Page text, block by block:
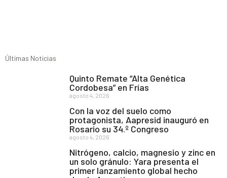
Últimas Noticias
Quinto Remate “Alta Genética
Cordobesa” en Frías
agosto 4, 2026
Con la voz del suelo como
protagonista, Aapresid inauguró en
Rosario su 34.º Congreso
agosto 4, 2026
Nitrógeno, calcio, magnesio y zinc en
un solo gránulo: Yara presenta el
primer lanzamiento global hecho